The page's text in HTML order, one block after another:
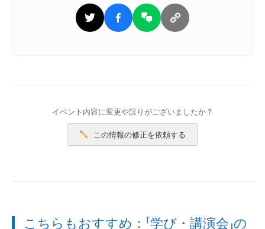
イベント内容に変更や誤りがございましたか？
この情報の修正を依頼する
こちらもおすすめ： 「学び・講演会」の